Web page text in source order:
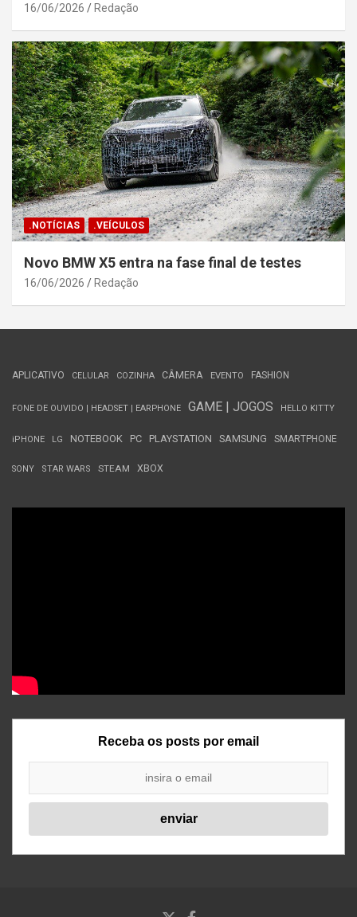
16/06/2026 Redação
.NOTÍCIAS .VEÍCULOS
Novo BMW X5 entra na fase final de testes
16/06/2026 Redação
APLICATIVO CELULAR COZINHA CÂMERA EVENTO FASHION
FONE DE OUVIDO | HEADSET | EARPHONE GAME | JOGOS HELLO KITTY
iPHONE LG NOTEBOOK PC PLAYSTATION SAMSUNG SMARTPHONE
SONY STAR WARS STEAM XBOX
Receba os posts por email